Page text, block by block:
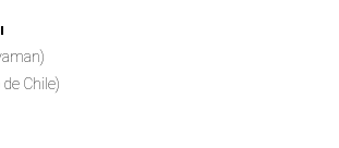
Chile)